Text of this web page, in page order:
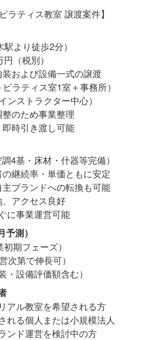
ラティス教室 譲渡案件】
より徒歩2分）
（税別）
および設備一式の譲渡
ラティス室1室＋事務所）
ンストラクター中心）
のため事業整理
時引き渡し可能
4基・床材・什器等完備）
継続率・単価ともに安定
ブランドへの転換も可能
アクセス良好
に事業運営可能
測）
期フェーズ）
次第で伸長可）
・設備評価額含む）
アル教室を希望される方
れる個人または小規模法人
ンド運営を検討中の方